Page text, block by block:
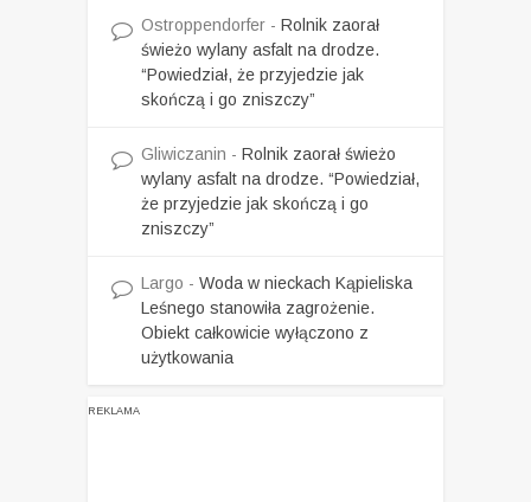
Ostroppendorfer - Rolnik zaorał
świeżo wylany asfalt na drodze.
“Powiedział, że przyjedzie jak
skończą i go zniszczy”
Gliwiczanin - Rolnik zaorał świeżo
wylany asfalt na drodze. “Powiedział,
że przyjedzie jak skończą i go
zniszczy”
Largo - Woda w nieckach Kąpieliska
Leśnego stanowiła zagrożenie.
Obiekt całkowicie wyłączono z
użytkowania
REKLAMA